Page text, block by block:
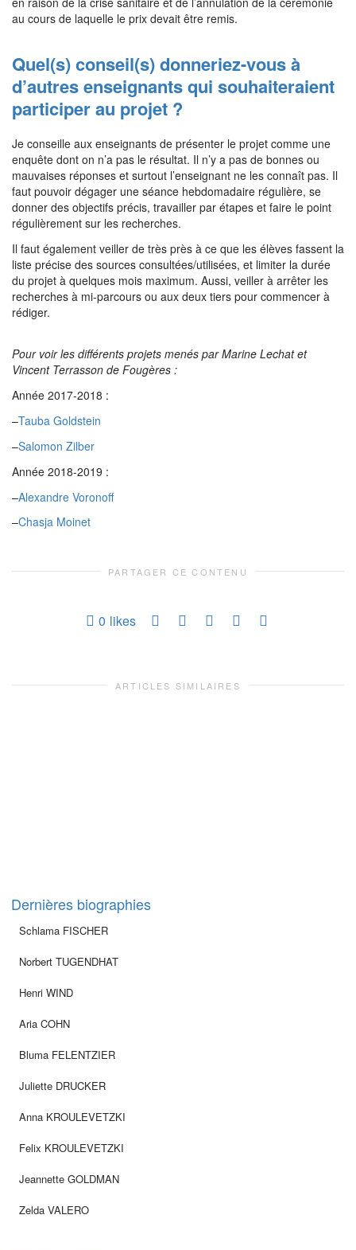
au cours de laquelle le prix devait être remis.
Quel(s) conseil(s) donneriez-vous à
d’autres enseignants qui souhaiteraient
participer au projet ?
Je conseille aux enseignants de présenter le projet comme une
enquête dont on n’a pas le résultat. Il n’y a pas de bonnes ou
mauvaises réponses et surtout l’enseignant ne les connaît pas. Il
faut pouvoir dégager une séance hebdomadaire régulière, se
donner des objectifs précis, travailler par étapes et faire le point
régulièrement sur les recherches.
Il faut également veiller de très près à ce que les élèves fassent la
liste précise des sources consultées/utilisées, et limiter la durée
du projet à quelques mois maximum. Aussi, veiller à arrêter les
recherches à mi-parcours ou aux deux tiers pour commencer à
rédiger.
Pour voir les différents projets menés par Marine Lechat et
Vincent Terrasson de Fougères :
Année 2017-2018 :
–Tauba Goldstein
–Salomon Zilber
Année 2018-2019 :
–Alexandre Voronoff
–Chasja Moinet
PARTAGER CE CONTENU
0 likes
ARTICLES SIMILAIRES
Dernières biographies
Schlama FISCHER
Norbert TUGENDHAT
Henri WIND
Aria COHN
Bluma FELENTZIER
Juliette DRUCKER
Anna KROULEVETZKI
Felix KROULEVETZKI
Jeannette GOLDMAN
Zelda VALERO